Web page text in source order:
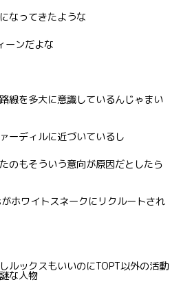
なってきたような
ーンだよな
線を多大に意識しているんじゃまい
ーディルに近づいているし
のもそういう意向が原因だとしたら
ホワイトスネークにリクルートされ
ルックスもいいのにTOPT以外の活動
な人物